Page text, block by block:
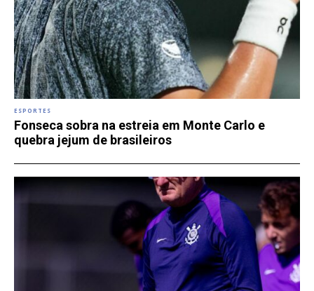
ESPORTES
Fonseca sobra na estreia em Monte Carlo e
quebra jejum de brasileiros